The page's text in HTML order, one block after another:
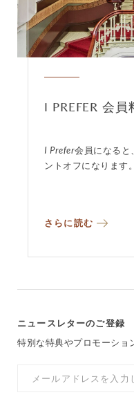
I PREFER 会員
I Prefer会員になると
ントオフになります。
さらに読む
ニュースレターのご登録
特別な特典やプロモーショ